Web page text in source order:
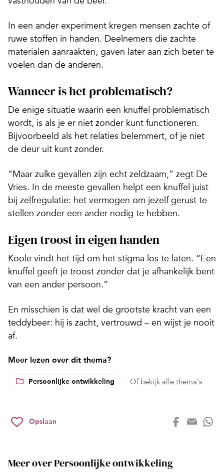
In een ander experiment kregen mensen zachte of
ruwe stoffen in handen. Deelnemers die zachte
materialen aanraakten, gaven later aan zich beter te
voelen dan de anderen.
Wanneer is het problematisch?
De enige situatie waarin een knuffel problematisch
wordt, is als je er niet zonder kunt functioneren.
Bijvoorbeeld als het relaties belemmert, of je niet
de deur uit kunt zonder.
“Maar zulke gevallen zijn echt zeldzaam,” zegt De
Vries. In de meeste gevallen helpt een knuffel juist
bij zelfregulatie: het vermogen om jezelf gerust te
stellen zonder een ander nodig te hebben.
Eigen troost in eigen handen
Koole vindt het tijd om het stigma los te laten. “Een
knuffel geeft je troost zonder dat je afhankelijk bent
van een ander persoon.”
En misschien is dat wel de grootste kracht van een
teddybeer: hij is zacht, vertrouwd – en wijst je nooit
af.
Meer lezen over dit thema?
Persoonlijke ontwikkeling Of bekijk alle thema's
Opslaan
Meer over Persoonlijke ontwikkeling